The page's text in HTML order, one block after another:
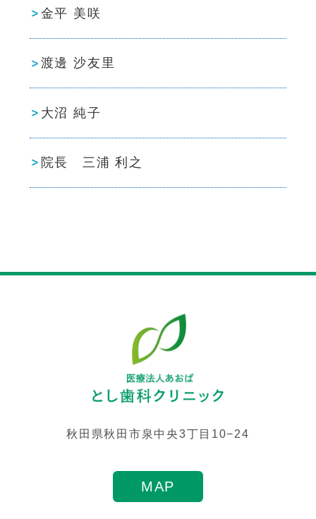
金平 美咲
渡邊 沙友里
大沼 純子
院長 三浦 利之
秋田県秋田市泉中央3丁目10−24
MAP